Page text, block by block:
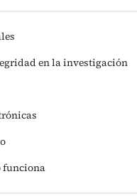
en la investigación
funciona